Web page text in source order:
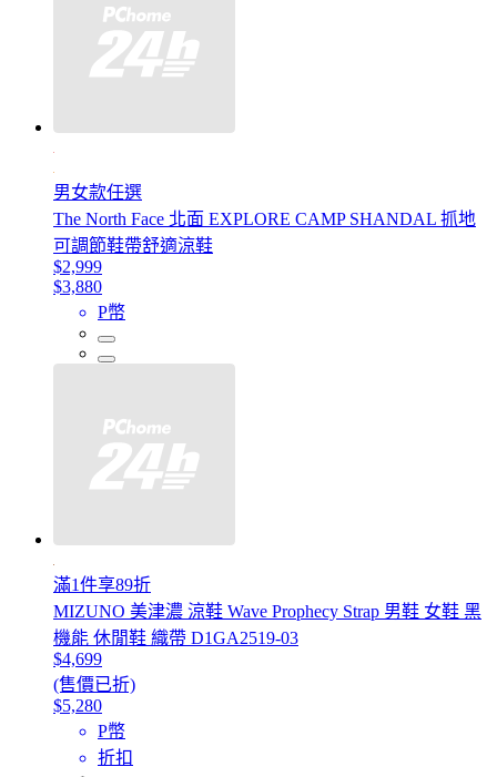
男女款任選
The North Face 北面 EXPLORE CAMP SHANDAL 抓地
可調節鞋帶舒適涼鞋
$2,999
$3,880
P幣
滿1件享89折
MIZUNO 美津濃 涼鞋 Wave Prophecy Strap 男鞋 女鞋 黑
機能 休閒鞋 織帶 D1GA2519-03
$4,699
(售價已折)
$5,280
P幣
折扣